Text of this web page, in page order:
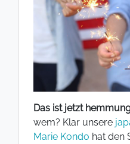
Das ist jetzt
wem? Klar unsere
Marie Kondo hat den